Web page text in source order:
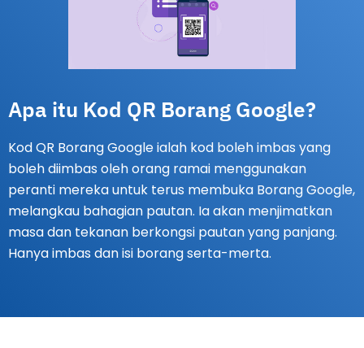
Apa itu Kod QR Borang Google?
Kod QR Borang Google ialah kod boleh imbas yang
boleh diimbas oleh orang ramai menggunakan
peranti mereka untuk terus membuka Borang Google,
melangkau bahagian pautan. Ia akan menjimatkan
masa dan tekanan berkongsi pautan yang panjang.
Hanya imbas dan isi borang serta-merta.